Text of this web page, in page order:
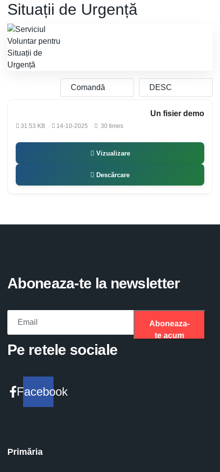
Situații de Urgență
Un fisier demo
31.53 KB 14-10-2025 30 times
Vizualizare
Descărcare
Aboneaza-te la newsletter
Aboneaza-
te acum
Pe retele sociale
Facebook
Primăria